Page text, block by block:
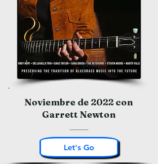
Noviembre de 2022 con
Garrett Newton
Let's Go